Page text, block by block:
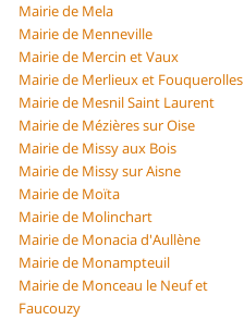
Mairie de Mela
Mairie de Menneville
Mairie de Mercin et Vaux
Mairie de Merlieux et Fouquerolles
Mairie de Mesnil Saint Laurent
Mairie de Mézières sur Oise
Mairie de Missy aux Bois
Mairie de Missy sur Aisne
Mairie de Moïta
Mairie de Molinchart
Mairie de Monacia d'Aullène
Mairie de Monampteuil
Mairie de Monceau le Neuf et
Faucouzy